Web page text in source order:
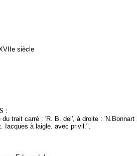
siècle
:
du trait carré : 'R. B. del', à droite :
Iacques à laigle. avec privil.".